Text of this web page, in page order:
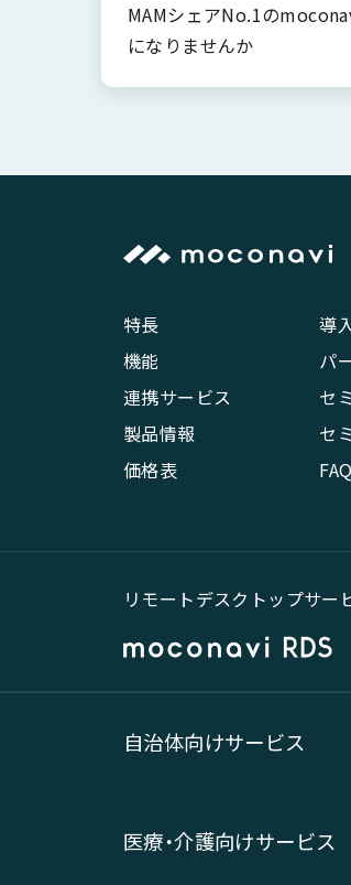
MAMシェアNo.1の
になりませんか
特長
機能
連携サービス
製品情報
価格表
導
パ
セ
セ
FAQ
リモートデスクトップサー
自治体向けサービス
医療・介護向けサービス